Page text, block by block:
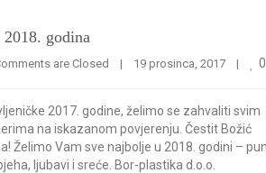
godina
are Closed | 19 prosinca, 2017 | 0
2017. godine, želimo se zahvaliti svim
na iskazanom povjerenju. Čestit Božić
Želimo Vam sve najbolje u 2018. godini –
ljubavi i sreće. Bor-plastika d.o.o.